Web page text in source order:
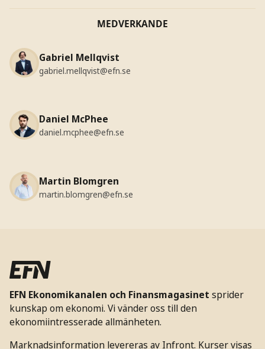
MEDVERKANDE
Gabriel Mellqvist
gabriel.mellqvist@efn.se
Daniel McPhee
daniel.mcphee@efn.se
Martin Blomgren
martin.blomgren@efn.se
EFN Ekonomikanalen och Finansmagasinet sprider
kunskap om ekonomi. Vi vänder oss till den
ekonomiintresserade allmänheten.
Marknadsinformation levereras av Infront. Kurser visas